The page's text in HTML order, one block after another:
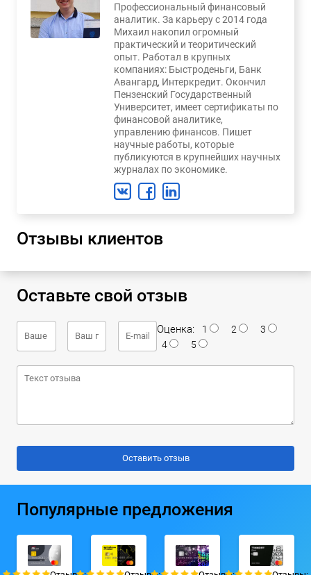
Профессиональный финансовый
аналитик. За карьеру с 2014 года
Михаил накопил огромный
практический и теоритический
опыт. Работал в крупных
компаниях: Быстроденьги, Банк
Авангард, Интеркредит. Окончил
Пензенский Государственный
Университет, имеет сертификаты по
финансовой аналитике,
управлению финансов. Пишет
научные работы, которые
публикуются в крупнейших научных
журналах по экономике.
Отзывы клиентов
Оставьте свой отзыв
Оценка: 1 2
3
4
5
Популярные предложения